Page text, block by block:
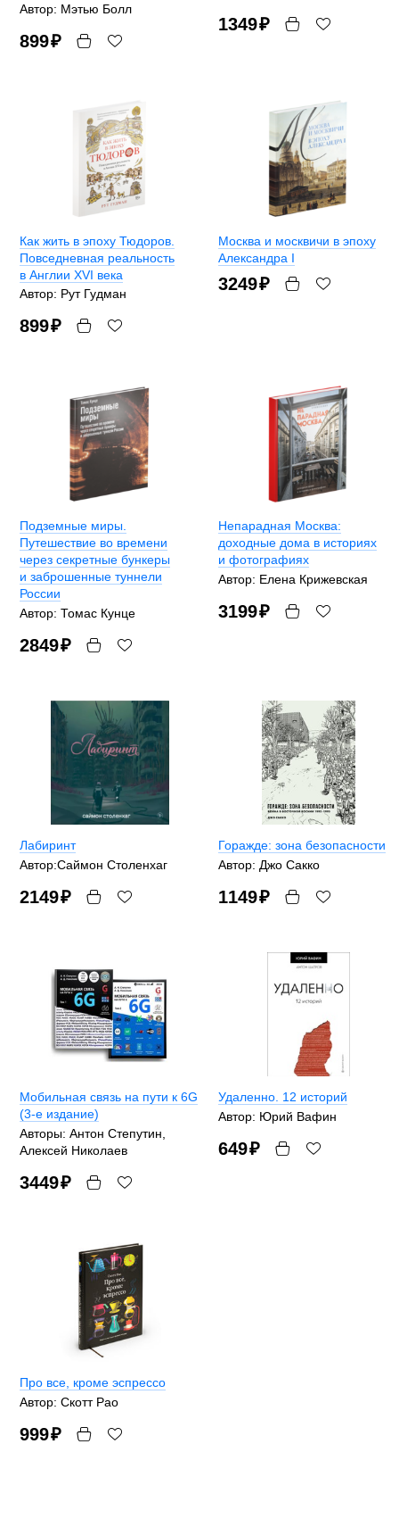
Автор: Мэтью Болл
899₽
1349₽
Как жить в эпоху Тюдоров.
Повседневная реальность
в Англии ХVI века
Автор: Рут Гудман
899₽
Москва и москвичи в эпоху
Александра I
3249₽
Подземные миры.
Путешествие во времени
через секретные бункеры
и заброшенные туннели
России
Автор: Томас Кунце
2849₽
Непарадная Москва:
доходные дома в историях
и фотографиях
Автор: Елена Крижевская
3199₽
Лабиринт
Автор:Саймон Столенхаг
2149₽
Горажде: зона безопасности
Автор: Джо Сакко
1149₽
Мобильная связь на пути к 6G
(3-е издание)
Авторы: Антон Степутин,
Алексей Николаев
3449₽
Удаленно. 12 историй
Автор: Юрий Вафин
649₽
Про все, кроме эспрессо
Автор: Скотт Рао
999₽